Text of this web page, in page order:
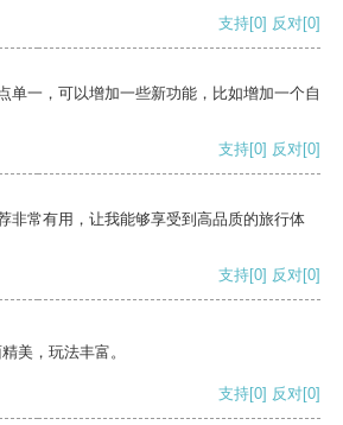
支持[0] 反对[0]
单一，可以增加一些新功能，比如增加一个自
支持[0] 反对[0]
非常有用，让我能够享受到高品质的旅行体
支持[0] 反对[0]
美，玩法丰富。
支持[0] 反对[0]